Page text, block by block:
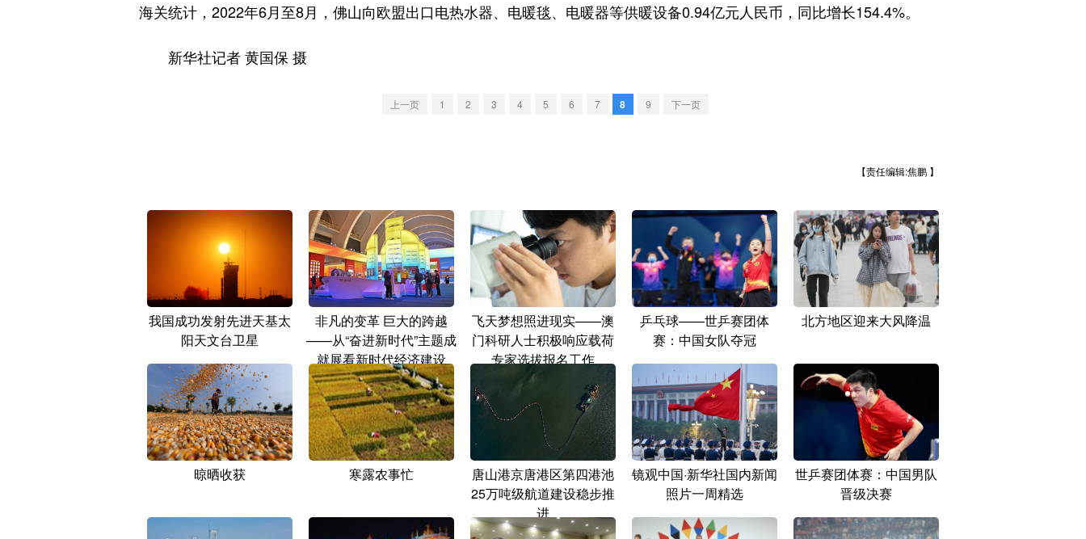
海关统计，2022年6月至8月，佛山向欧盟出口电热水器、电暖毯、电暖器等供暖设备0.94亿元人民币，同比增长154.4%。
新华社记者 黄国保 摄
上一页 1 2 3 4 5 6 7 8 9 下一页
【责任编辑:焦鹏 】
我国成功发射先进天基太
阳天文台卫星
非凡的变革 巨大的跨越
——从“奋进新时代”主题成
就展看新时代经济建设
飞天梦想照进现实——澳
门科研人士积极响应载荷
专家选拔报名工作
乒乓球——世乒赛团体
赛：中国女队夺冠
北方地区迎来大风降温
晾晒收获 寒露农事忙
唐山港京唐港区第四港池
25万吨级航道建设稳步推
进
镜观中国·新华社国内新闻
照片一周精选
世乒赛团体赛：中国男队
晋级决赛